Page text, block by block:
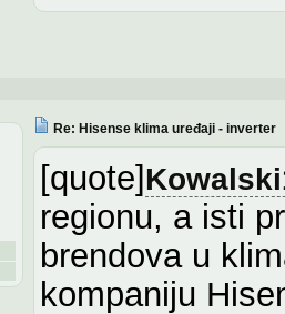
Re: Hisense klima uređaji - inverter
[quote]
regionu, a isti
brendova u
kompaniju